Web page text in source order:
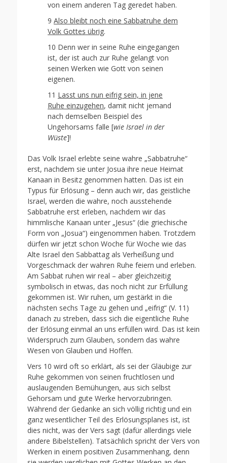
von einem anderen Tag geredet haben.
9 Also bleibt noch eine Sabbatruhe dem
Volk Gottes übrig.
10 Denn wer in seine Ruhe eingegangen
ist, der ist auch zur Ruhe gelangt von
seinen Werken wie Gott von seinen
eigenen.
11 Lasst uns nun eifrig sein, in jene
Ruhe einzugehen, damit nicht jemand
nach demselben Beispiel des
Ungehorsams falle [wie Israel in der
Wüste]!
Das Volk Israel erlebte seine wahre „Sabbatruhe“
erst, nachdem sie unter Josua ihre neue Heimat
Kanaan in Besitz genommen hatten. Das ist ein
Typus für Erlösung – denn auch wir, das geistliche
Israel, werden die wahre, noch ausstehende
Sabbatruhe erst erleben, nachdem wir das
himmlische Kanaan unter „Jesus“ (die griechische
Form von „Josua“) eingenommen haben. Trotzdem
dürfen wir jetzt schon Woche für Woche wie das
Alte Israel den Sabbattag als Verheißung und
Vorgeschmack der wahren Ruhe feiern und erleben.
Am Sabbat ruhen wir real – aber gleichzeitig
symbolisch in etwas, das noch nicht zur Erfüllung
gekommen ist. Wir ruhen, um gestärkt in die
nächsten sechs Tage zu gehen und „eifrig“ (V. 11)
danach zu streben, dass sich die eigentliche Ruhe
der Erlösung einmal an uns erfüllen wird. Das ist kein
Widerspruch zum Glauben, sondern das wahre
Wesen von Glauben und Hoffen.
Vers 10 wird oft so erklärt, als sei der Gläubige zur
Ruhe gekommen von seinen fruchtlosen und
auslaugenden Bemühungen, aus sich selbst
Gehorsam und gute Werke hervorzubringen.
Während der Gedanke an sich völlig richtig und ein
ganz wesentlicher Teil des Erlösungsplanes ist, ist
dies nicht, was der Vers sagt (dafür allerdings viele
andere Bibelstellen). Tatsächlich spricht der Vers von
Werken in einem positiven Zusammenhang, denn